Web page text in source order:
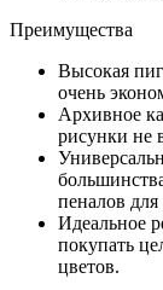
Преимущества
Высокая
очень
Архивное
рисунки не
пеналов для
Идеальное
покупать
цветов.